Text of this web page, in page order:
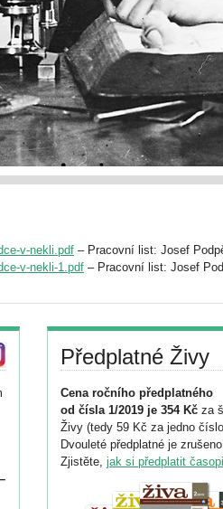
v-nekli.pdf – Pracovní list: Josef
v-nekli-1.pdf – Pracovní list: Josef
Předplatné Živy
Cena ročního předplatného
od čísla 1/2019 je 354 Kč za
Živy (tedy 59 Kč za jedno
Dvouleté předplatné je
Zjistěte, jak si předplatit